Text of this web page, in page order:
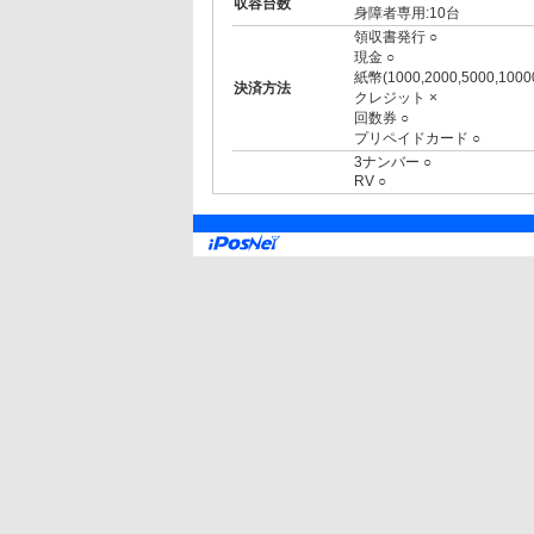
収容台数
身障者専用:10台
決済方法
領収書発行 ○
現金 ○
紙幣
クレジット ×
回数券 ○
プリペイドカード ○
制限事項
3ナンバー ○
RV ○
1BOX ○
外車 ○
高 2.00m まで
幅 1.90m まで